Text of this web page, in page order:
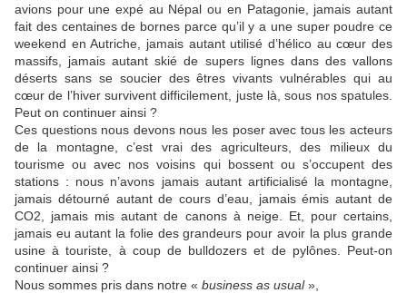
avions pour une expé au Népal ou en Patagonie, jamais autant
fait des centaines de bornes parce qu’il y a une super poudre ce
weekend en Autriche, jamais autant utilisé d’hélico au cœur des
massifs, jamais autant skié de supers lignes dans des vallons
déserts sans se soucier des êtres vivants vulnérables qui au
cœur de l’hiver survivent difficilement, juste là, sous nos spatules.
Peut on continuer ainsi ?
Ces questions nous devons nous les poser avec tous les acteurs
de la montagne, c’est vrai des agriculteurs, des milieux du
tourisme ou avec nos voisins qui bossent ou s’occupent des
stations : nous n’avons jamais autant artificialisé la montagne,
jamais détourné autant de cours d’eau, jamais émis autant de
CO2, jamais mis autant de canons à neige. Et, pour certains,
jamais eu autant la folie des grandeurs pour avoir la plus grande
usine à touriste, à coup de bulldozers et de pylônes. Peut-on
continuer ainsi ?
Nous sommes pris dans notre « business as usual»,